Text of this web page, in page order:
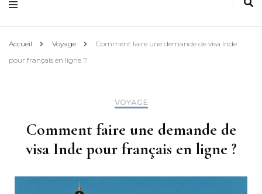
Accueil Voyage
Comment faire une demande de visa Inde
pour français en ligne ?
VOYAGE
Comment faire une demande de
visa Inde pour français en ligne ?